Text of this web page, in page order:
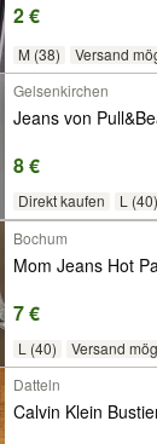
2 €
M (38) Versand
Gelsenkirchen
Jeans von
8 €
Direkt kaufen L (40)
Bochum
Mom Jeans Hot
7 €
L (40) Versand
Datteln